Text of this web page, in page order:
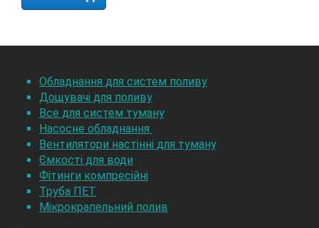
Обладнання для систем поливу
Дощувачі для поливу
Все для систем туману
Насосне обладнання
Вентилятори настінні для туману
Ємкості для води
Фітинги компресійні
Труба ПЕТ
Мікрокрапельний полив